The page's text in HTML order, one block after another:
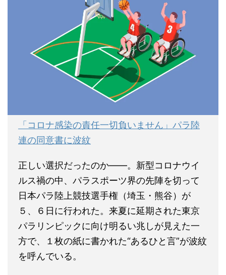
「コロナ感染の責任一切負いません」パラ陸
連の同意書に波紋
正しい選択だったのか――。新型コロナウイ
ルス禍の中、パラスポーツ界の先陣を切って
日本パラ陸上競技選手権（埼玉・熊谷）が
５、６日に行われた。来夏に延期された東京
パラリンピックに向け明るい兆しが見えた一
方で、１枚の紙に書かれた“あるひと言”が波紋
を呼んでいる。